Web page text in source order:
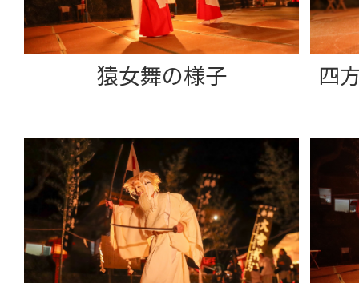
猿女舞の様子 四